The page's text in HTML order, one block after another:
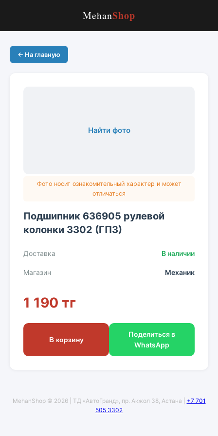
MehanShop
← На главную
Найти фото
Фото носит ознакомительный характер и может
отличаться
Подшипник 636905 рулевой
колонки 3302 (ГПЗ)
Доставка В наличии
Магазин Механик
1 190 тг
В корзину
Поделиться в
WhatsApp
MehanShop © 2026 | ТД «АвтоГранд», пр. Акжол 38, Астана | +7 701
505 3302